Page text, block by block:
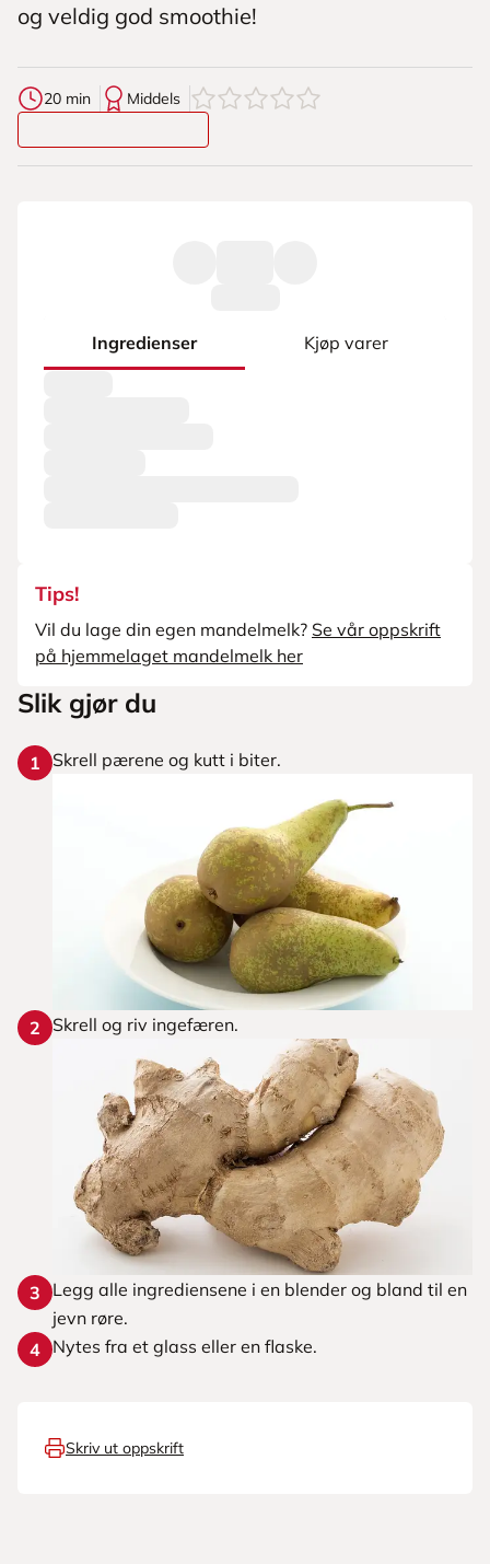
og veldig god smoothie!
20 min Middels 0av5stjerner
Ingredienser Kjøp varer
Tips!
Vil du lage din egen mandelmelk? Se vår oppskrift
på hjemmelaget mandelmelk her
Slik gjør du
1 Skrell pærene og kutt i biter.
2 Skrell og riv ingefæren.
3
Legg alle ingrediensene i en blender og bland til en
jevn røre.
4 Nytes fra et glass eller en flaske.
Skriv ut oppskrift